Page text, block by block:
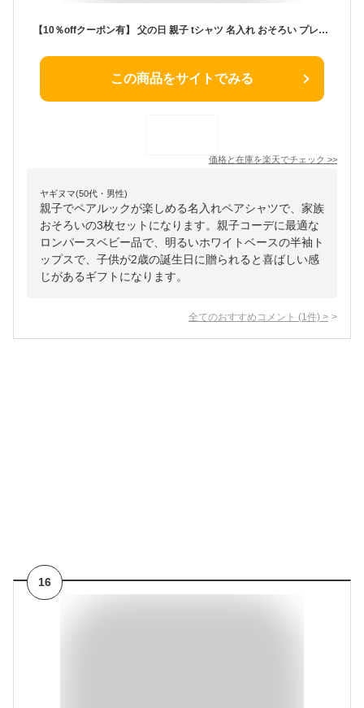
【10％offクーポン有】 父の日 親子 tシャツ 名入れ おそろい プレゼント 誕生日 ペア 名入れ ペアルック ペアtシャツ ブランド 家族 お揃い キャンプ 3枚セット 親子コーデ 親子ペア おしゃれ ロンパース 夏 赤ちゃん パパ 男の子 女の子 沖縄 70 親子お揃いTシャツ キッズ
この商品をサイトでみる
価格と在庫を楽天でチェック >>
ヤギヌマ(50代・男性)
親子でペアルックが楽しめる名入れペアシャツで、家族
おそろいの3枚セットになります。親子コーデに最適な
ロンパースベビー品で、明るいホワイトベースの半袖ト
ップスで、子供が2歳の誕生日に贈られると喜ばしい感
じがあるギフトになります。
全てのおすすめコメント (1 件) >
16